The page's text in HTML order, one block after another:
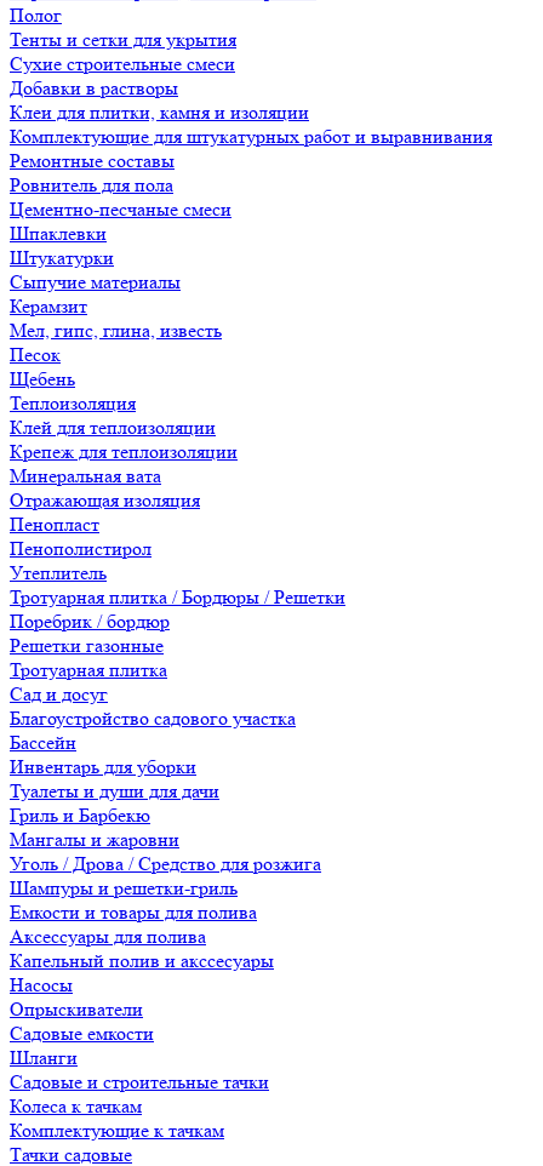
Полог
Тенты и сетки для укрытия
Сухие строительные смеси
Добавки в растворы
Клеи для плитки, камня и изоляции
Комплектующие для штукатурных работ и выравнивания
Ремонтные составы
Ровнитель для пола
Цементно-песчаные смеси
Шпаклевки
Штукатурки
Сыпучие материалы
Керамзит
Мел, гипс, глина, известь
Песок
Щебень
Теплоизоляция
Клей для теплоизоляции
Крепеж для теплоизоляции
Минеральная вата
Отражающая изоляция
Пенопласт
Пенополистирол
Утеплитель
Тротуарная плитка / Бордюры / Решетки
Поребрик / бордюр
Решетки газонные
Тротуарная плитка
Сад и досуг
Благоустройство садового участка
Бассейн
Инвентарь для уборки
Туалеты и души для дачи
Гриль и Барбекю
Мангалы и жаровни
Уголь / Дрова / Средство для розжига
Шампуры и решетки-гриль
Емкости и товары для полива
Аксессуары для полива
Капельный полив и акссесуары
Насосы
Опрыскиватели
Садовые емкости
Шланги
Садовые и строительные тачки
Колеса к тачкам
Комплектующие к тачкам
Тачки садовые